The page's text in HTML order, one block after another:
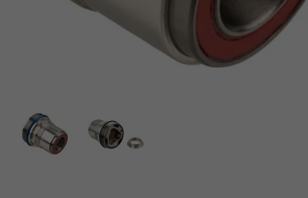
Fulcrum